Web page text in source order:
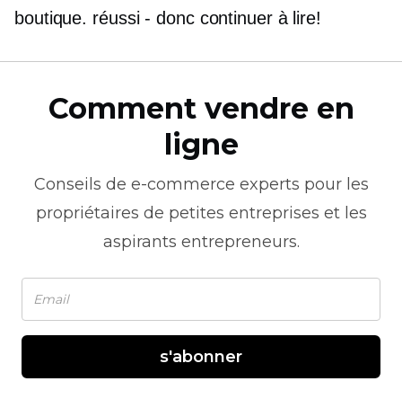
boutique. réussi - donccontinuer à lire!
Comment vendre en
ligne
Conseils de e-commerce experts pour les
propriétaires de petites entreprises et les
aspirants entrepreneurs.
s'abonner